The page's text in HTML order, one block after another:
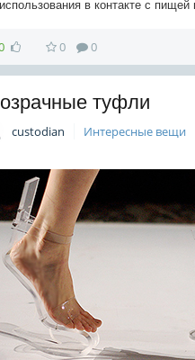
в контакте с пищей
0 0
туфли
custodian Интересные вещи